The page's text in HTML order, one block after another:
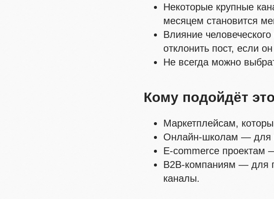
Некоторые крупные
месяцем становится
Влияние
отклонить пост, если
Не всегда можно
Кому подойдёт
Маркетплейсам,
Онлайн-школам — для
E-commerce проектам
B2B-компаниям — для
каналы.